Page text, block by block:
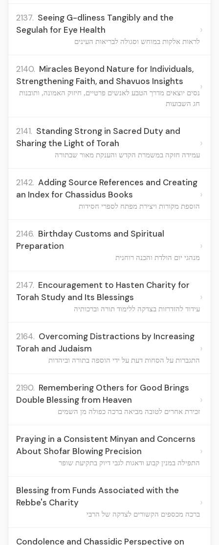
2137. Seeing G-dliness Tangibly and the
Segulah for Eye Health
לראות אלקות במוחש וסגולה לבריאות העינים
›
2140. Miracles Beyond Nature for Individuals,
Strengthening Faith, and Shavuos Insights
נסים יוצאים מדרך הטבע לאנשים פרטיים, חיזוק האמונה, ותובנות
חג השבועות
›
2141. Standing Strong in Sacred Duty and
Sharing the Light of Torah
עמידה חזקה במשמרת הקדש והענקת מאור שבתורה
›
2142. Adding Source References and Creating
an Index for Chassidus Books
הוספת מקורות ויצירת מפתח לספרי חסידות
›
2146. Birthday Customs and Spiritual
Preparation
מנהגי יום הולדת והכנה רוחנית
›
2147. Encouragement to Hasten Charity for
Torah Study and Its Blessings
עידוד להזדרזות בצדקה ללימוד תורה וברכותיה
›
2164. Overcoming Distractions by Increasing
Torah and Judaism
התגברות על הסחות דעת על ידי הוספה בתורה וביהדות
›
2190. Remembering Others for Good Brings
Double Blessing from Heaven
זכירת אחרים לטובה מביאה ברכה כפולה מן השמים
›
Praying in a Consistent Minyan and Concerns
About Shofar Blowing Precision
התפילה במנין קבוע ודאגות לגבי דיוק בתקיעת שופר
›
Blessing from Funds Associated with the
Rebbe's Charity
ברכה מכספים הקשורים לצדקה של הרבי
›
Condolence and Chassidic Perspective on